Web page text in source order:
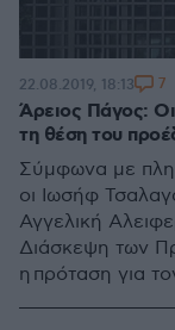
Άρειος Πάγος: Οι
τη θέση του
Σύμφωνα με
οι Ιωσήφ
Αγγελική
Διάσκεψη των
η πρόταση για
22.08.2019, 18:13 7